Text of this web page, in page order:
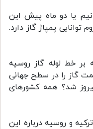
یا دو ماه پیش این
پمپاژ گاز دارد.
خط لوله گاز روسیه
گاز را در سطح جهانی
شد؟ همه کشورهای
و روسیه درباره این